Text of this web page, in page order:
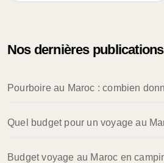
r
e
:
Nos dernières
Pourboire au Maroc : combien
Quel budget pour un voyage au
Budget voyage au Maroc en